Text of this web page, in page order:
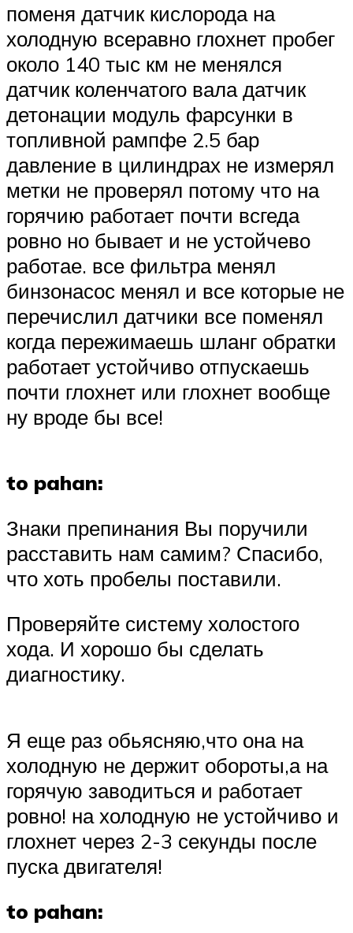
поменя датчик кислорода на
холодную всеравно глохнет пробег
около 140 тыс км не менялся
датчик коленчатого вала датчик
детонации модуль фарсунки в
топливной рампфе 2.5 бар
давление в цилиндрах не измерял
метки не проверял потому что на
горячию работает почти всгеда
ровно но бывает и не устойчево
работае. все фильтра менял
бинзонасос менял и все которые не
перечислил датчики все поменял
когда пережимаешь шланг обратки
работает устойчиво отпускаешь
почти глохнет или глохнет вообще
ну вроде бы все!
to pahan:
Знаки препинания Вы поручили
расставить нам самим? Спасибо,
что хоть пробелы поставили.
Проверяйте систему холостого
хода. И хорошо бы сделать
диагностику.
Я еще раз обьясняю,что она на
холодную не держит обороты,а на
горячую заводиться и работает
ровно! на холодную не устойчиво и
глохнет через 2-3 секунды после
пуска двигателя!
to pahan: